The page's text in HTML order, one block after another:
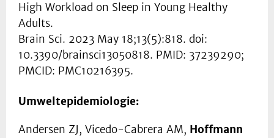
High Workload on Sleep in Young Healthy
Adults.
Brain Sci. 2023 May 18;13(5):818. doi:
10.3390/brainsci13050818. PMID: 37239290;
PMCID: PMC10216395.
Umweltepidemiologie:
Andersen ZJ, Vicedo-Cabrera AM, Hoffmann